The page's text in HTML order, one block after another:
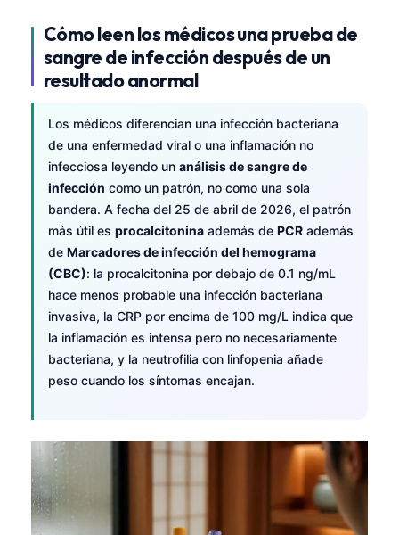
Cómo leen los médicos una prueba de
sangre de infección después de un
resultado anormal
Los médicos diferencian una infección bacteriana
de una enfermedad viral o una inflamación no
infecciosa leyendo un análisis de sangre de
infección como un patrón, no como una sola
bandera. A fecha del 25 de abril de 2026, el patrón
más útil es procalcitonina además de PCR además
de Marcadores de infección del hemograma
(CBC): la procalcitonina por debajo de 0.1 ng/mL
hace menos probable una infección bacteriana
invasiva, la CRP por encima de 100 mg/L indica que
la inflamación es intensa pero no necesariamente
bacteriana, y la neutrofilia con linfopenia añade
peso cuando los síntomas encajan.